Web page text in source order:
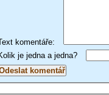
komentáře:
je jedna a jedna?